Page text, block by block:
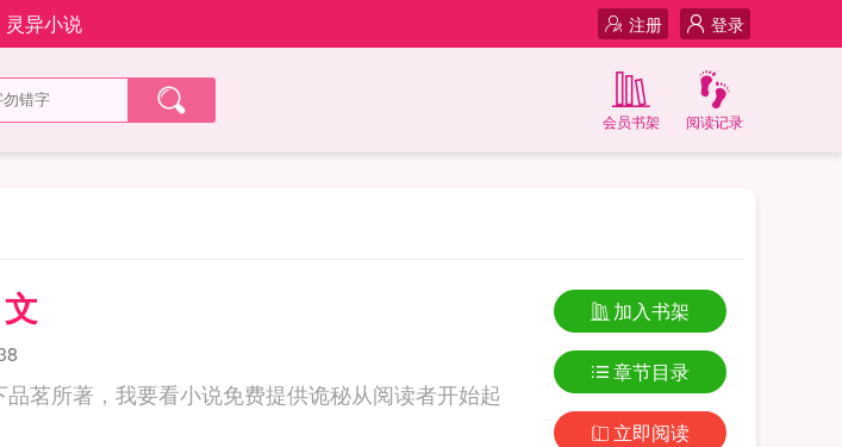
灵异小说 登录
注册
阅读记录
会员书架
茗所著，我要看小说免费提供诡秘从阅读者开始起
加入书架
章节目录
立即阅读